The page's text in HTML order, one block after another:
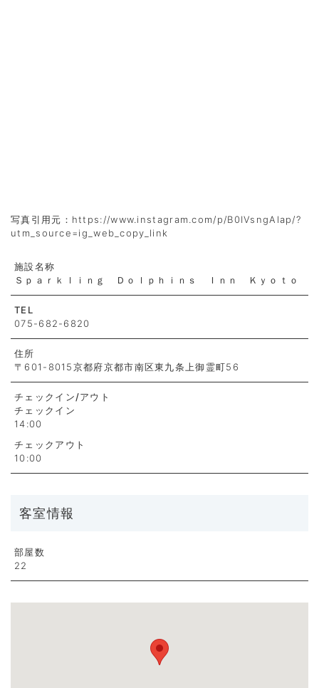
写真引用元：https://www.instagram.com/p/B0IVsngAlap/?
utm_source=ig_web_copy_link
施設名称
Ｓｐａｒｋｌｉｎｇ Ｄｏｌｐｈｉｎｓ Ｉｎｎ Ｋｙｏｔｏ
TEL
075-682-6820
住所
〒601-8015京都府京都市南区東九条上御霊町56
チェックイン/アウト
チェックイン
14:00
チェックアウト
10:00
客室情報
部屋数
22